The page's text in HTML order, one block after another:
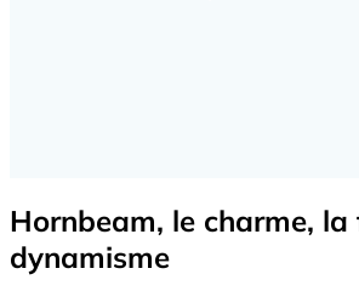
Hornbeam, le charme, la
dynamisme